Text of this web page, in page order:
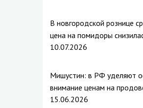
В новгородской рознице
цена на помидоры
10.07.2026
Мишустин: в РФ уделяют
внимание ценам на
15.06.2026